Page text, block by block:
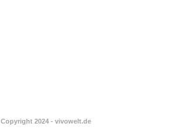
Copyright 2024 - vivowelt.de